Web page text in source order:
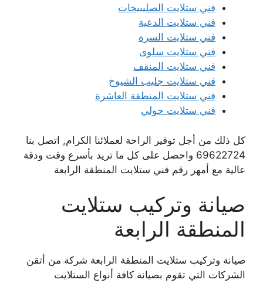
فني ستلايت الصليبيخات
فني ستلايت الدعية
فني ستلايت السرة
فني ستلايت سلوى
فني ستلايت المنقف
فني ستلايت جليب الشيوخ
فني ستلايت المنطقة العاشرة
فني ستلايت حولي
كل ذلك من أجل توفير الراحة لعملائنا الكرام, اتصل بنا
69622724 واحصل على كل ما تريد بأسرع وقت ودقة
عالية مع أمهر رقم فني ستلايت المنطقة الرابعة
صيانة وتركيب ستلايت
المنطقة الرابعة
صيانة وتركيب ستلايت المنطقة الرابعة شركة من أتقن
الشركات التي تقوم بصيانة كافة أنواع الستلايت